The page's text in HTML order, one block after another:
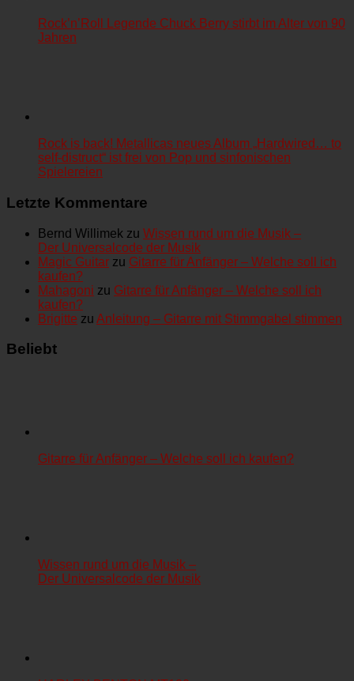
Rock’n’Roll Legende Chuck Berry stirbt im Alter von 90
Jahren
Rock is back! Metallicas neues Album „Hardwired… to
self-distruct“ ist frei von Pop und sinfonischen
Spielereien
Letzte Kommentare
Bernd Willimek zu Wissen rund um die Musik –
Der Universalcode der Musik
Magic Guitar zu Gitarre für Anfänger – Welche soll ich
kaufen?
Mahagoni zu Gitarre für Anfänger – Welche soll ich
kaufen?
Brigitte zu Anleitung – Gitarre mit Stimmgabel stimmen
Beliebt
Gitarre für Anfänger – Welche soll ich kaufen?
Wissen rund um die Musik –
Der Universalcode der Musik